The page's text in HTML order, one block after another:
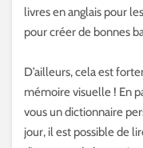
livres en anglais pour
pour créer de bonnes
D’ailleurs, cela est
mémoire visuelle ! En
vous un dictionnaire
jour, il est possible de